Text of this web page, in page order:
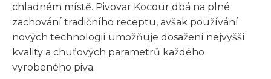
chladném místě. Pivovar Kocour dbá na plné
zachování tradičního receptu, avšak používání
nových technologií umožňuje dosažení nejvyšší
kvality a chuťových parametrů každého
vyrobeného piva.